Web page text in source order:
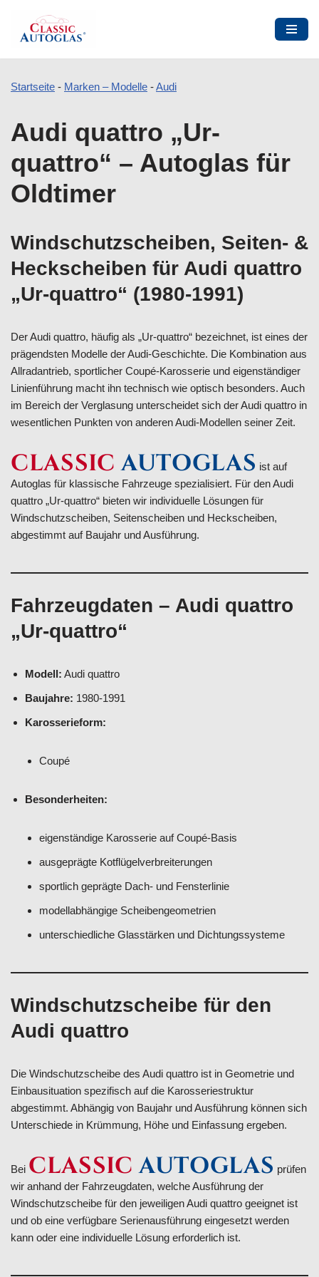
Inhalt
Startseite - Marken – Modelle -Audi
Audi quattro „Ur-
quattro“ – Autoglas für
Oldtimer
Windschutzscheiben, Seiten- &
Heckscheiben für Audi quattro
„Ur-quattro“ (1980-1991)
Der Audi quattro, häufig als „Ur-quattro“ bezeichnet, ist eines der
prägendsten Modelle der Audi-Geschichte. Die Kombination aus
Allradantrieb, sportlicher Coupé-Karosserie und eigenständiger
Linienführung macht ihn technisch wie optisch besonders. Auch
im Bereich der Verglasung unterscheidet sich der Audi quattro in
wesentlichen Punkten von anderen Audi-Modellen seiner Zeit.
CLASSIC AUTOGLAS ist auf
Autoglas für klassische Fahrzeuge spezialisiert. Für den Audi
quattro „Ur-quattro“ bieten wir individuelle Lösungen für
Windschutzscheiben, Seitenscheiben und Heckscheiben,
abgestimmt auf Baujahr und Ausführung.
Fahrzeugdaten – Audi quattro
„Ur-quattro“
Modell: Audi quattro
Baujahre: 1980-1991
Karosserieform:
Coupé
Besonderheiten:
eigenständige Karosserie auf Coupé-Basis
ausgeprägte Kotflügelverbreiterungen
sportlich geprägte Dach- und Fensterlinie
modellabhängige Scheibengeometrien
unterschiedliche Glasstärken und Dichtungssysteme
Windschutzscheibe für den
Audi quattro
Die Windschutzscheibe des Audi quattro ist in Geometrie und
Einbausituation spezifisch auf die Karosseriestruktur
abgestimmt. Abhängig von Baujahr und Ausführung können sich
Unterschiede in Krümmung, Höhe und Einfassung ergeben.
Bei CLASSIC AUTOGLAS prüfen
wir anhand der Fahrzeugdaten, welche Ausführung der
Windschutzscheibe für den jeweiligen Audi quattro geeignet ist
und ob eine verfügbare Serienausführung eingesetzt werden
kann oder eine individuelle Lösung erforderlich ist.